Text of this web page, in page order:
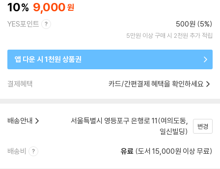
10 9,000
YES포인트 500원 (5%)
5만원 이상 구매 시 2천원 추가 적립
앱 다운 시 1천원 상품권
결제혜택 카드/간편결제 혜택을 확인하세요
배송안내
서울특별시 영등포구 은행로 11(여의도동,
일신빌딩)
변경
배송비 유료 (도서 15,000원 이상 무료)